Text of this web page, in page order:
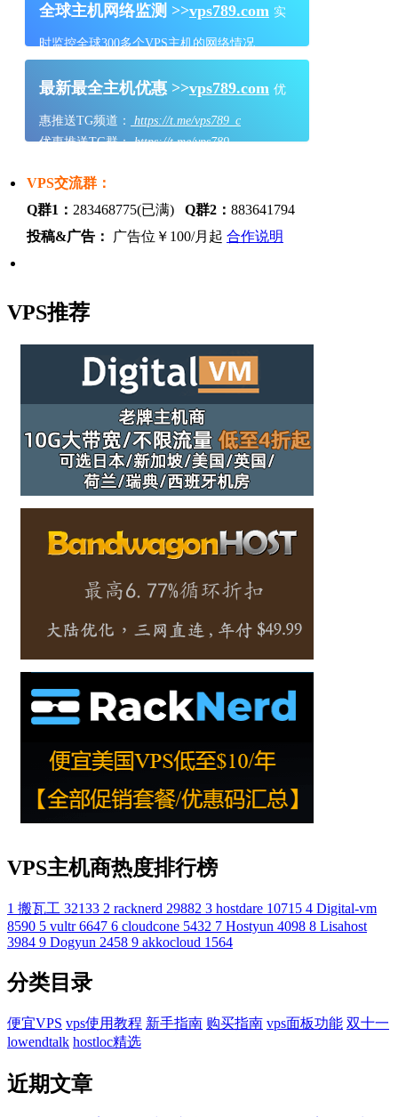
全球主机网络监测 >>vps789.com 实
时监控全球300多个VPS主机的网络情况
最新最全主机优惠 >>vps789.com 优
惠推送TG频道：
https://t.me/vps789_c
优惠推送TG群：https://t.me/vps789
VPS交流群：
Q群1： 283468775(已满) Q群2： 883641794
投稿&广告：
广告位￥100/月起 合作说明
VPS推荐
VPS主机商热度排行榜
1 搬瓦工 32133 2 racknerd 29882 3 hostdare 10715 4 Digital-vm
8590 5 vultr 6647 6 cloudcone 5432 7 Hostyun 4098 8 Lisahost
3984 9 Dogyun 2458 9 akkocloud 1564
分类目录
便宜VPS vps使用教程 新手指南 购买指南 vps面板功能 双十一
lowendtalk hostloc精选
近期文章